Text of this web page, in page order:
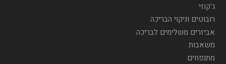
ג'קוזי
רובוטים וניקוי הבריכה
אביזרים משלימים לבריכה
משאבות
מתנפחים